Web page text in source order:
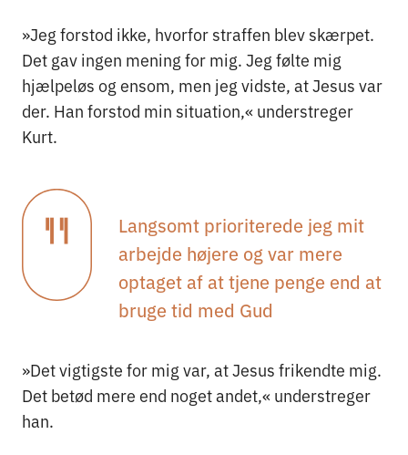
»Jeg forstod ikke, hvorfor straffen blev skærpet.
Det gav ingen mening for mig. Jeg følte mig
hjælpeløs og ensom, men jeg vidste, at Jesus var
der. Han forstod min situation,« understreger
Kurt.
Langsomt prioriterede jeg mit
arbejde højere og var mere
optaget af at tjene penge end at
bruge tid med Gud
»Det vigtigste for mig var, at Jesus frikendte mig.
Det betød mere end noget andet,« understreger
han.